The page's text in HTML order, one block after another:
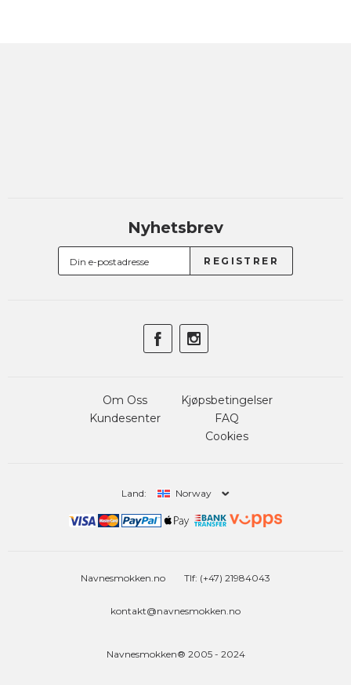
Nyhetsbrev
Om Oss
Kundesenter
Kjøpsbetingelser
FAQ
Cookies
Land: Norway
Navnesmokken.no Tlf: (+47) 21984043
kontakt@navnesmokken.no
Navnesmokken® 2005 - 2024